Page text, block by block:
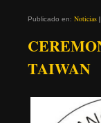
Publicado en: Noticias |
TAIWAN